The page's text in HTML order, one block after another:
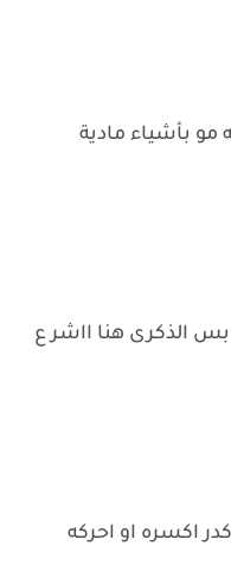
مو بأشياء مادية
الذكرى هنا ااشر ع
اكسره او احركه